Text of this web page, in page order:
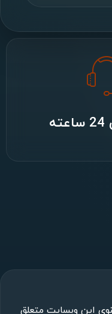
این وبسایت متعلق